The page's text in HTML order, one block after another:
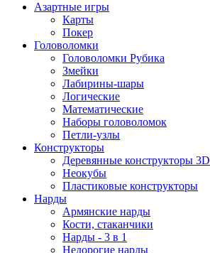
Азартные игры
Карты
Покер
Головоломки
Головоломки Рубика
Змейки
Лабирины-шары
Логические
Математические
Наборы головоломок
Петли-узлы
Конструкторы
Деревянные конструкторы 3D
Неокубы
Пластиковые конструкторы
Нарды
Армянские нарды
Кости, стаканчики
Нарды - 3 в 1
Недорогие нарды